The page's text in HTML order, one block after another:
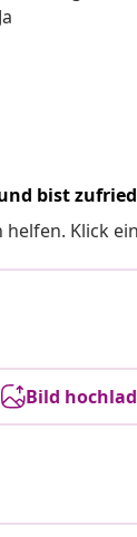
bist
Klick
Bild